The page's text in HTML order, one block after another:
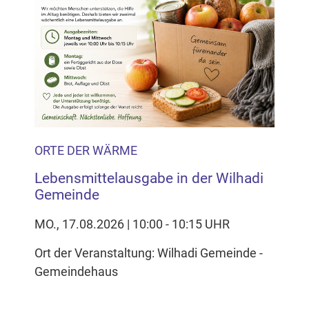
ORTE DER WÄRME
Lebensmittelausgabe in der Wilhadi
Gemeinde
MO., 17.08.2026 | 10:00 - 10:15 UHR
Ort der Veranstaltung: Wilhadi Gemeinde -
Gemeindehaus